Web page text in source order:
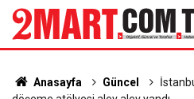
Anasayfa Güncel